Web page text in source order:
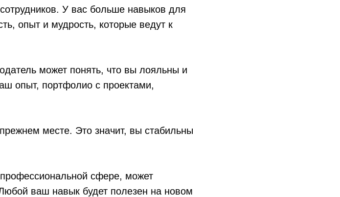
У вас больше навыков для
опыт и мудрость, которые ведут к
может понять, что вы лояльны и
опыт, портфолио с проектами,
месте. Это значит, вы стабильны
сфере, может
ваш навык будет полезен на новом